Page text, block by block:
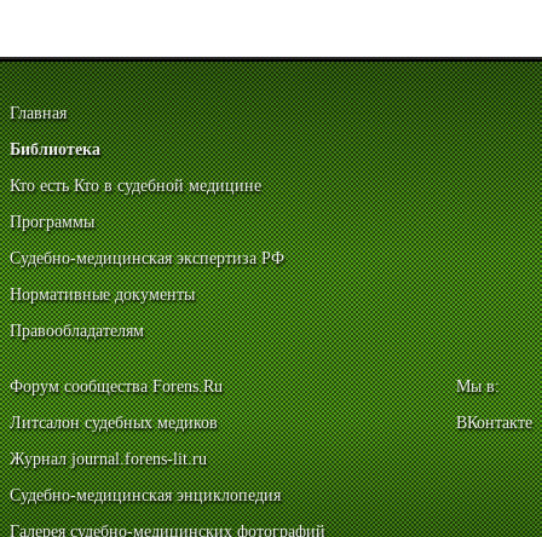
Главная
Библиотека
Кто есть Кто в судебной медицине
Программы
Судебно-медицинская экспертиза РФ
Нормативные документы
Правообладателям
Форум сообщества Forens.Ru
Литсалон судебных медиков
Журнал journal.forens-lit.ru
Судебно-медицинская энциклопедия
Галерея судебно-медицинских фотографий
Мы в:
ВКонтакте